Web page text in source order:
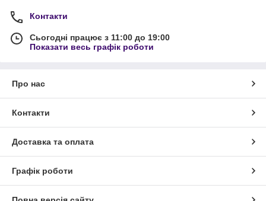
Контакти
Сьогодні працює з 11:00 до 19:00
Показати весь графік роботи
Про нас
Контакти
Доставка та оплата
Графік роботи